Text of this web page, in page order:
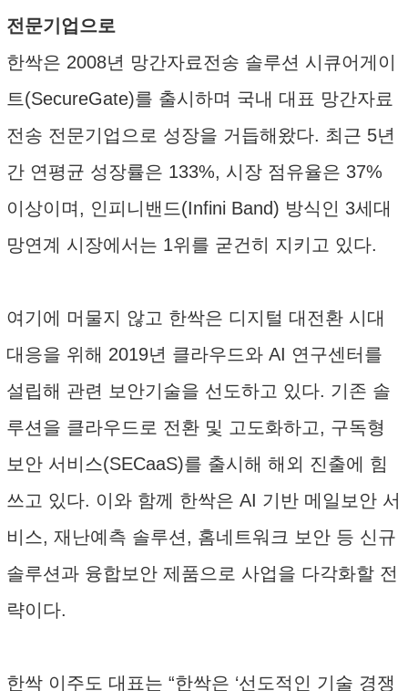
전문기업으로
한싹은 2008년 망간자료전송 솔루션 시큐어게이
트(SecureGate)를 출시하며 국내 대표 망간자료
전송 전문기업으로 성장을 거듭해왔다. 최근 5년
간 연평균 성장률은 133%, 시장 점유율은 37%
이상이며, 인피니밴드(Infini Band) 방식인 3세대
망연계 시장에서는 1위를 굳건히 지키고 있다.
여기에 머물지 않고 한싹은 디지털 대전환 시대
대응을 위해 2019년 클라우드와 AI 연구센터를
설립해 관련 보안기술을 선도하고 있다. 기존 솔
루션을 클라우드로 전환 및 고도화하고, 구독형
보안 서비스(SECaaS)를 출시해 해외 진출에 힘
쓰고 있다. 이와 함께 한싹은 AI 기반 메일보안 서
비스, 재난예측 솔루션, 홈네트워크 보안 등 신규
솔루션과 융합보안 제품으로 사업을 다각화할 전
략이다.
한싹 이주도 대표는 “한싹은 ‘선도적인 기술 경쟁